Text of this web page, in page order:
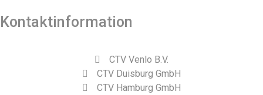
Kontaktinformation
CTV Venlo B.V.
CTV Duisburg GmbH
CTV Hamburg GmbH